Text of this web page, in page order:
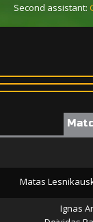
Second assistant:
Matas
Ignas